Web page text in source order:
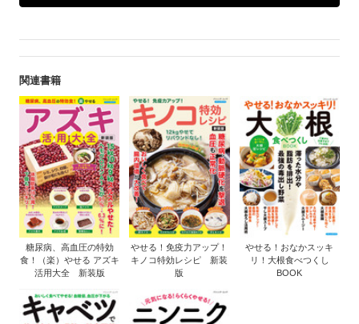
関連書籍
糖尿病、高血圧の特効
食！（楽）やせる アズキ
活用大全 新装版
やせる！免疫力アップ！
キノコ特効レシピ 新装
版
やせる！おなかスッキ
リ！大根食べつくし
BOOK